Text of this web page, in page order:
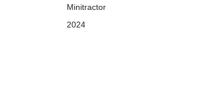
Minitractor
2024